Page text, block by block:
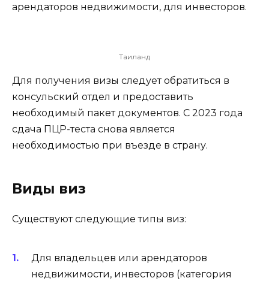
арендаторов недвижимости, для инвесторов.
Таиланд
Для получения визы следует обратиться в
консульский отдел и предоставить
необходимый пакет документов. С 2023 года
сдача ПЦР-теста снова является
необходимостью при въезде в страну.
Виды виз
Существуют следующие типы виз:
Для владельцев или арендаторов
недвижимости, инвесторов (категория